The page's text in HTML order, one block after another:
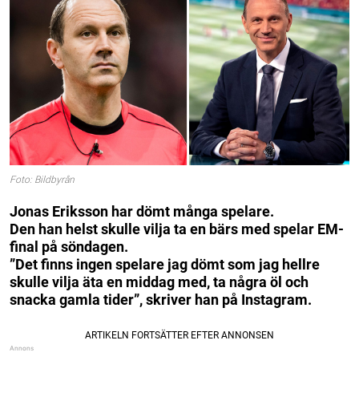
Foto: Bildbyrån
Jonas Eriksson har dömt många spelare.
Den han helst skulle vilja ta en bärs med spelar EM-
final på söndagen.
”Det finns ingen spelare jag dömt som jag hellre
skulle vilja äta en middag med, ta några öl och
snacka gamla tider”, skriver han på Instagram.